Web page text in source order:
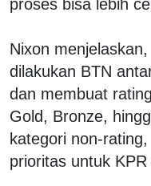
proses bisa lebih
Nixon
dilakukan BTN
dan membuat
Gold, Bronze,
kategori non-
prioritas untuk